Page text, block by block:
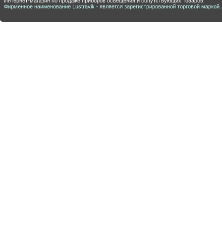
Фирменное наименование Lustravik - является зарегистрированной торговой